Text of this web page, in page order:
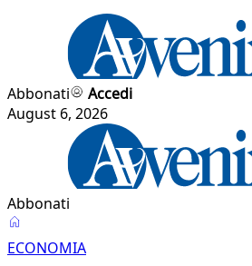
Abbonati
Accedi
August 6, 2026
Abbonati
ECONOMIA